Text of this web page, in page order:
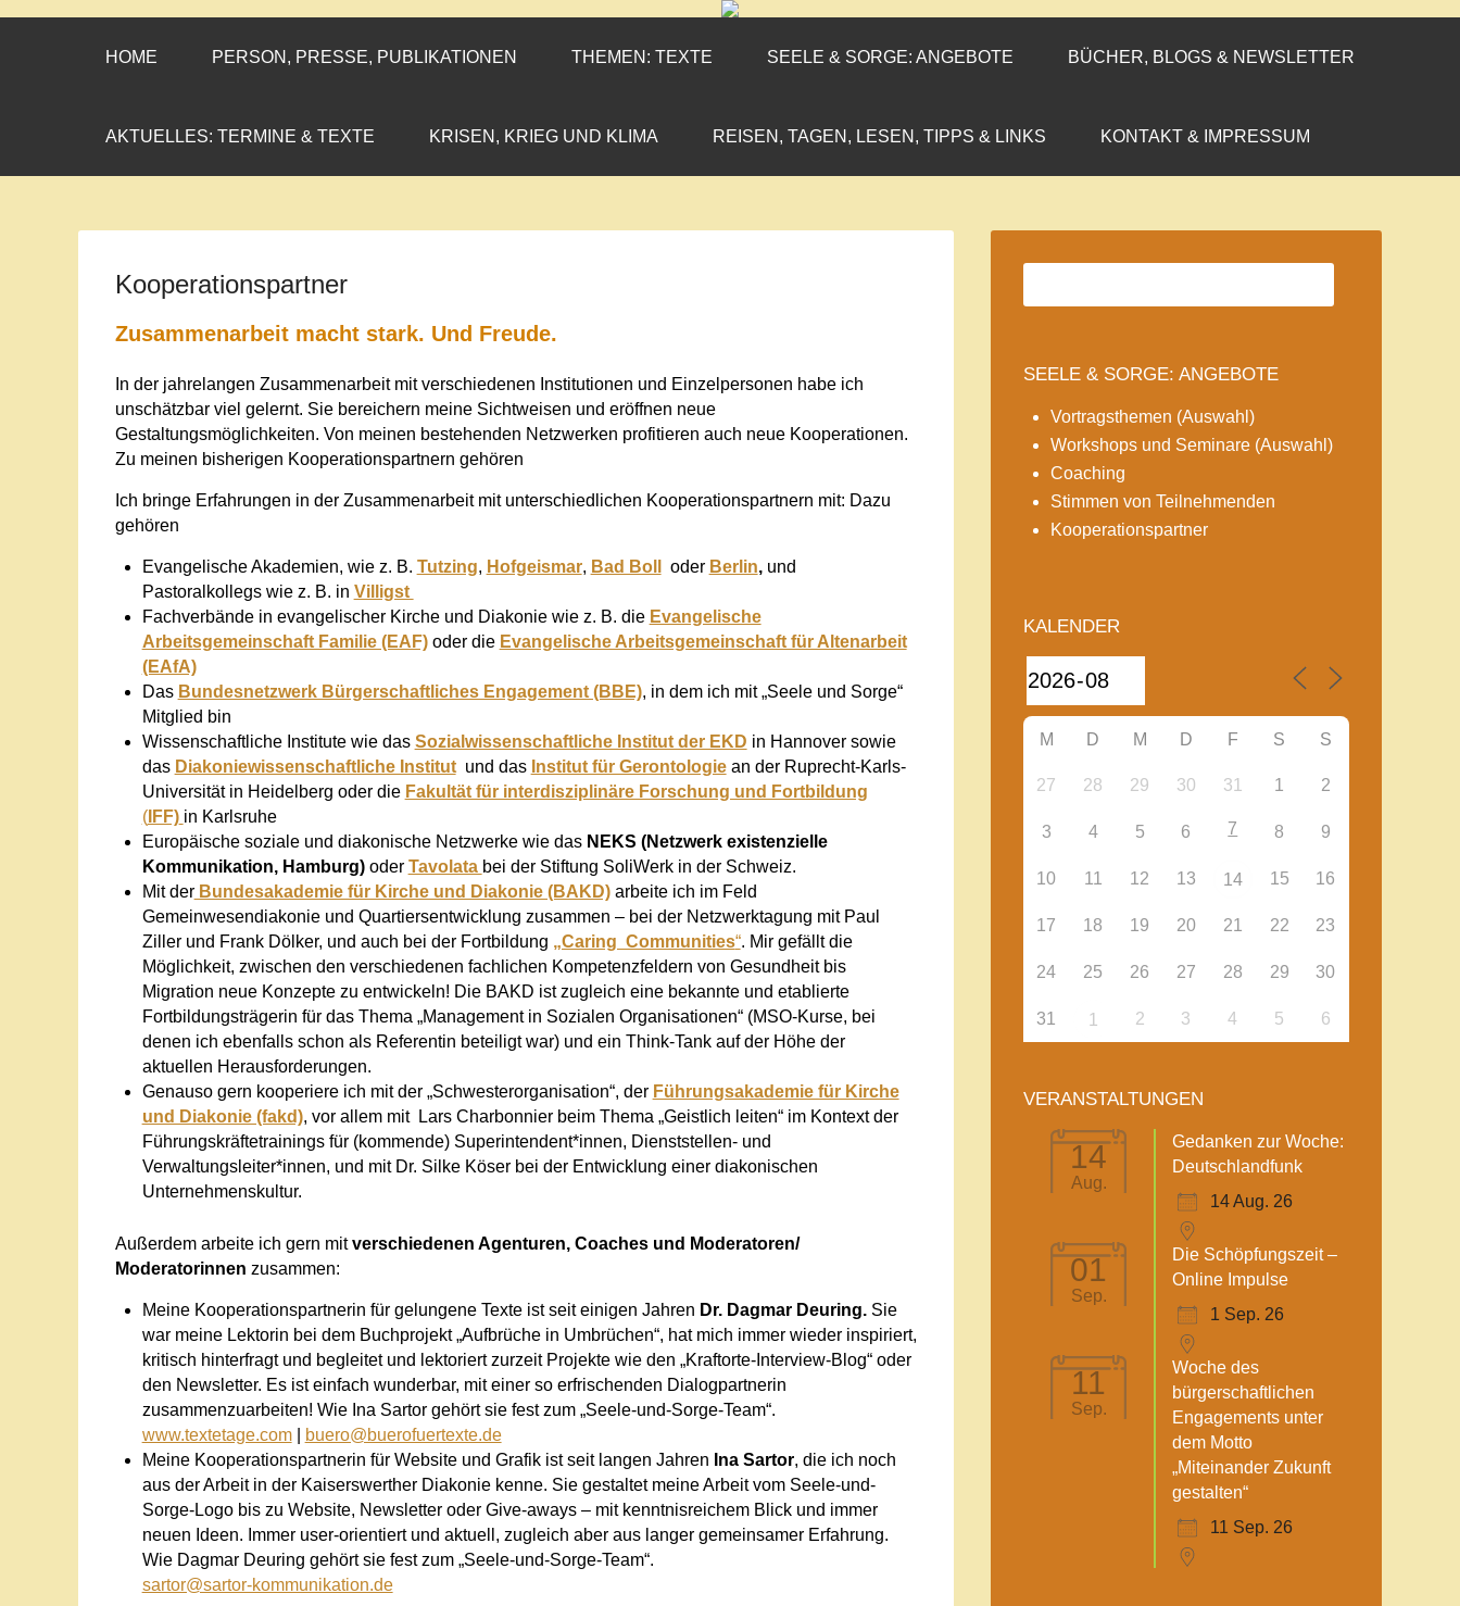
CORNELIA COENEN-MARX
»ENGAGEMENT MIT PROFIL«
HOME PERSON, PRESSE, PUBLIKATIONEN THEMEN: TEXTE SEELE & SORGE: ANGEBOTE BÜCHER, BLOGS & NEWSLETTER
AKTUELLES: TERMINE & TEXTE KRISEN, KRIEG UND KLIMA REISEN, TAGEN, LESEN, TIPPS & LINKS KONTAKT & IMPRESSUM
Kooperationspartner
Zusammenarbeit macht stark. Und Freude.
In der jahrelangen Zusammenarbeit mit verschiedenen Institutionen und Einzelpersonen habe ich
unschätzbar viel gelernt. Sie bereichern meine Sichtweisen und eröffnen neue
Gestaltungsmöglichkeiten. Von meinen bestehenden Netzwerken profitieren auch neue Kooperationen.
Zu meinen bisherigen Kooperationspartnern gehören
Ich bringe Erfahrungen in der Zusammenarbeit mit unterschiedlichen Kooperationspartnern mit: Dazu
gehören
Evangelische Akademien, wie z. B. Tutzing, Hofgeismar, Bad Boll oder Berlin,und
Pastoralkollegs wie z. B. in Villigst
Fachverbände in evangelischer Kirche und Diakonie wie z. B. die Evangelische
Arbeitsgemeinschaft Familie (EAF)oder die Evangelische Arbeitsgemeinschaft für Altenarbeit
(EAfA)
Das Bundesnetzwerk Bürgerschaftliches Engagement (BBE), in dem ich mit „Seele und Sorge“
Mitglied bin
Wissenschaftliche Institute wie das Sozialwissenschaftliche Institut der EKD in Hannover sowie
das Diakoniewissenschaftliche Institutund das Institut für Gerontologie an der Ruprecht-Karls-
Universität in Heidelberg oder die Fakultät für interdisziplinäre Forschung und Fortbildung
(IFF) in Karlsruhe
Europäische soziale und diakonische Netzwerke wie das NEKS (Netzwerk existenzielle
Kommunikation, Hamburg)oder Tavolata bei der Stiftung SoliWerk in der Schweiz.
Mit derBundesakademie für Kirche und Diakonie (BAKD)arbeite ich im Feld
Gemeinwesendiakonie und Quartiersentwicklung zusammen – bei der Netzwerktagung mit Paul
Ziller und Frank Dölker, und auch bei der Fortbildung „Caring Communities“. Mir gefällt die
Möglichkeit, zwischen den verschiedenen fachlichen Kompetenzfeldern von Gesundheit bis
Migration neue Konzepte zu entwickeln! Die BAKD ist zugleich eine bekannte und etablierte
Fortbildungsträgerin für das Thema „Management in Sozialen Organisationen“ (MSO-Kurse, bei
denen ich ebenfalls schon als Referentin beteiligt war) und ein Think-Tank auf der Höhe der
aktuellen Herausforderungen.
Genauso gern kooperiere ich mit der „Schwesterorganisation“, der Führungsakademie für Kirche
und Diakonie (fakd), vor allem mit Lars Charbonnier beim Thema „Geistlich leiten“ im Kontext der
Führungskräftetrainings für (kommende) Superintendent*innen, Dienststellen- und
Verwaltungsleiter*innen, und mit Dr. Silke Köser bei der Entwicklung einer diakonischen
Unternehmenskultur.
Außerdem arbeite ich gern mitverschiedenen Agenturen, Coaches und Moderatoren/
Moderatorinnen zusammen:
Meine Kooperationspartnerin für gelungene Texte ist seit einigen Jahren Dr. Dagmar Deuring. Sie
war meine Lektorin bei dem Buchprojekt „Aufbrüche in Umbrüchen“, hat mich immer wieder inspiriert,
kritisch hinterfragt und begleitet und lektoriert zurzeit Projekte wie den „Kraftorte-Interview-Blog“ oder
den Newsletter. Es ist einfach wunderbar, mit einer so erfrischenden Dialogpartnerin
zusammenzuarbeiten! Wie Ina Sartor gehört sie fest zum „Seele-und-Sorge-Team“.
www.textetage.com|
buero@buerofuertexte.de
Meine Kooperationspartnerin für Website und Grafik ist seit langen Jahren Ina Sartor, die ich noch
aus der Arbeit in der Kaiserswerther Diakonie kenne. Sie gestaltet meine Arbeit vom Seele-und-
Sorge-Logo bis zu Website, Newsletter oder Give-aways – mit kenntnisreichem Blick und immer
neuen Ideen. Immer user-orientiert und aktuell, zugleich aber aus langer gemeinsamer Erfahrung.
Wie Dagmar Deuring gehört sie fest zum „Seele-und-Sorge-Team“.
sartor@sartor-kommunikation.de
SEELE & SORGE: ANGEBOTE
Vortragsthemen (Auswahl)
Workshops und Seminare (Auswahl)
Coaching
Stimmen von Teilnehmenden
Kooperationspartner
KALENDER
M D M D F S S
27 28 29 30 31 1 2
3 4 5 6 7 8 9
10 11 12 13 14 15 16
17 18 19 20 21 22 23
24 25 26 27 28 29 30
31 1 2 3 4 5 6
VERANSTALTUNGEN
14
Aug.
Gedanken zur Woche:
Deutschlandfunk
14 Aug. 26
01
Sep.
Die Schöpfungszeit –
Online Impulse
1 Sep. 26
11
Sep.
Woche des
bürgerschaftlichen
Engagements unter
dem Motto
„Miteinander Zukunft
gestalten“
11 Sep. 26